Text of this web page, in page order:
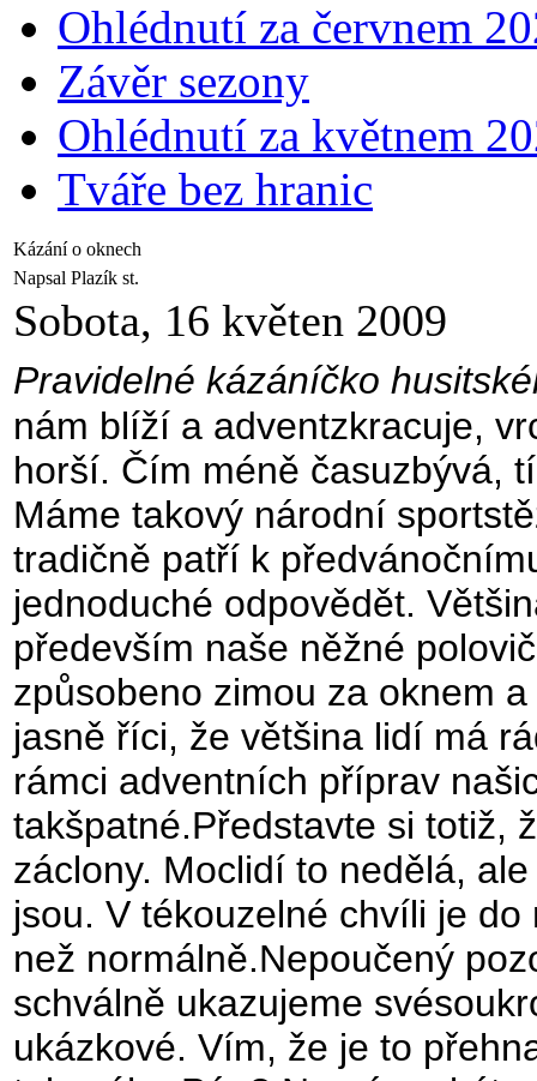
Ohlédnutí za červnem
Závěr sezony
Ohlédnutí za květnem
Tváře bez hranic
Kázání o oknech
Napsal Plazík st.
Sobota, 16 květen 2009
Pravidelné kázáníčko
nám blíží a adventzkracuje,
horší. Čím méně časuzbývá,
Máme takový národní
tradičně patří k
jednoduché odpovědět.
především naše něžné
způsobeno zimou za oknem
jasně říci, že většina lidí má
rámci adventních příprav
takšpatné.Představte si totiž,
záclony. Moclidí to nedělá,
jsou. V tékouzelné chvíli je
než normálně.Nepoučený
schválně ukazujeme
ukázkové. Vím, že je to